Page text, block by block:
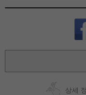
상세